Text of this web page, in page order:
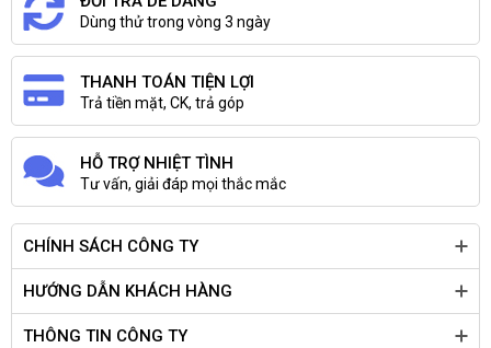
Dùng thử trong vòng 3 ngày
THANH TOÁN TIỆN LỢI
Trả tiền mặt, CK, trả góp
HỖ TRỢ NHIỆT TÌNH
Tư vấn, giải đáp mọi thắc mắc
CHÍNH SÁCH CÔNG TY
HƯỚNG DẪN KHÁCH HÀNG
THÔNG TIN CÔNG TY